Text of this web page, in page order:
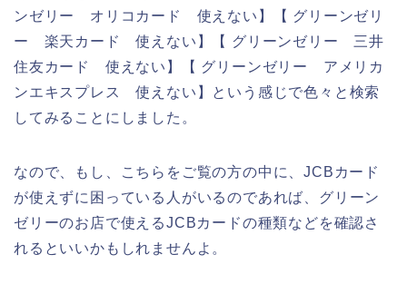
ンゼリー オリコカード 使えない】【 グリーンゼリ
ー 楽天カード 使えない】【 グリーンゼリー 三井
住友カード 使えない】【 グリーンゼリー アメリカ
ンエキスプレス 使えない】という感じで色々と検索
してみることにしました。
なので、もし、こちらをご覧の方の中に、JCBカード
が使えずに困っている人がいるのであれば、グリーン
ゼリーのお店で使えるJCBカードの種類などを確認さ
れるといいかもしれませんよ。